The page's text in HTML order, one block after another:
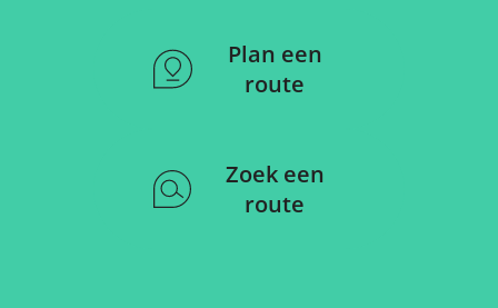
Plan een
route
Zoek een
route